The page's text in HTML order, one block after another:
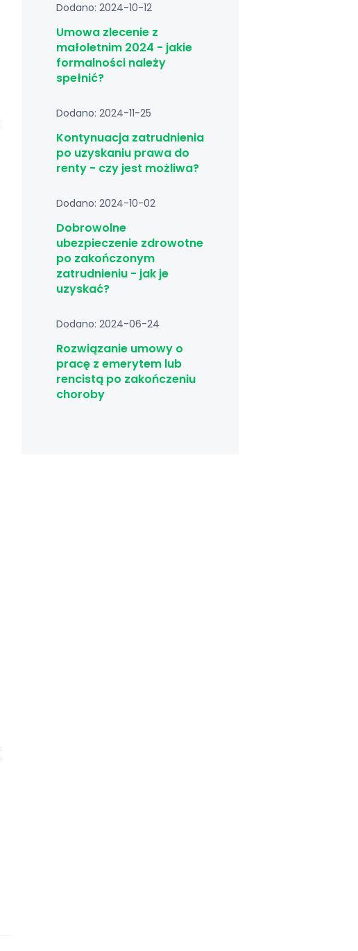
Dodano: 2024-10-12
Umowa zlecenie z
małoletnim 2024 - jakie
formalności należy
spełnić?
Dodano: 2024-11-25
Kontynuacja zatrudnienia
po uzyskaniu prawa do
renty - czy jest możliwa?
Dodano: 2024-10-02
Dobrowolne
ubezpieczenie zdrowotne
po zakończonym
zatrudnieniu - jak je
uzyskać?
Dodano: 2024-06-24
Rozwiązanie umowy o
pracę z emerytem lub
rencistą po zakończeniu
choroby